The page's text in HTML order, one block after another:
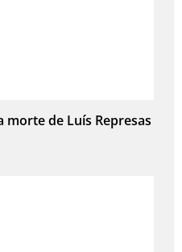
morte de Luís Represas